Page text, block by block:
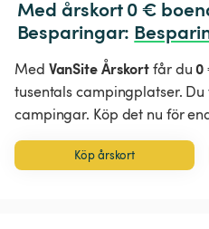
Med årskort 0 €
Besparingar:
Med VanSite Årskortfår du0
tusentals campingplatser.
campingar. Köp det nu för
Köp årskort